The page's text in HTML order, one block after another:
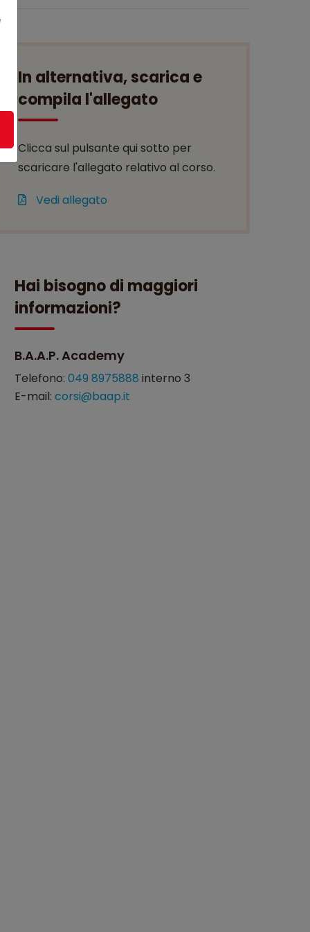
In alternativa, scarica e
compila l'allegato
Clicca sul pulsante qui sotto per
scaricare l'allegato relativo al corso.
Vedi allegato
Hai bisogno di maggiori
informazioni?
B.A.A.P. Academy
Telefono: 049 8975888 interno 3
E-mail: corsi@baap.it